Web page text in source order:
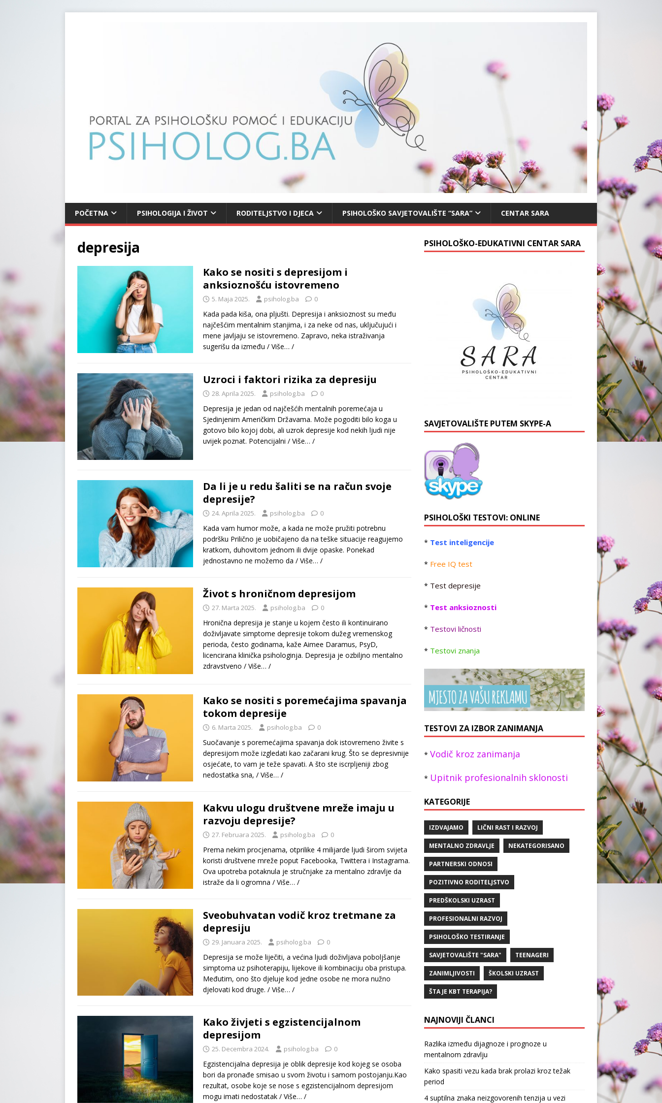
POČETNA PSIHOLOGIJA I ŽIVOT RODITELJSTVO I DJECA PSIHOLOŠKO SAVJETOVALIŠTE “SARA” CENTAR SARA
depresija
Kako se nositi s depresijom i
anksioznošću istovremeno
5. Maja 2025. psiholog.ba 0
Kada pada kiša, ona pljušti. Depresija i anksioznost su među
najčešćim mentalnim stanjima, i za neke od nas, uključujući i
mene javljaju se istovremeno. Zapravo, neka istraživanja
sugerišu da između / Više… /
Uzroci i faktori rizika za depresiju
28. Aprila 2025. psiholog.ba 0
Depresija je jedan od najčešćih mentalnih poremećaja u
Sjedinjenim Američkim Državama. Može pogoditi bilo koga u
gotovo bilo kojoj dobi, ali uzrok depresije kod nekih ljudi nije
uvijek poznat. Potencijalni / Više… /
Da li je u redu šaliti se na račun svoje
depresije?
24. Aprila 2025. psiholog.ba 0
Kada vam humor može, a kada ne može pružiti potrebnu
podršku Prilično je uobičajeno da na teške situacije reagujemo
kratkom, duhovitom jednom ili dvije opaske. Ponekad
jednostavno ne možemo da / Više… /
Život s hroničnom depresijom
27. Marta 2025. psiholog.ba 0
Hronična depresija je stanje u kojem često ili kontinuirano
doživljavate simptome depresije tokom dužeg vremenskog
perioda, često godinama, kaže Aimee Daramus, PsyD,
licencirana klinička psihologinja. Depresija je ozbiljno mentalno
zdravstveno / Više… /
Kako se nositi s poremećajima spavanja
tokom depresije
6. Marta 2025. psiholog.ba 0
Suočavanje s poremećajima spavanja dok istovremeno živite s
depresijom može izgledati kao začarani krug. Što se depresivnije
osjećate, to vam je teže spavati. A što ste iscrpljeniji zbog
nedostatka sna, / Više… /
Kakvu ulogu društvene mreže imaju u
razvoju depresije?
27. Februara 2025. psiholog.ba 0
Prema nekim procjenama, otprilike 4 milijarde ljudi širom svijeta
koristi društvene mreže poput Facebooka, Twittera i Instagrama.
Ova upotreba potaknula je stručnjake za mentalno zdravlje da
istraže da li ogromna / Više… /
Sveobuhvatan vodič kroz tretmane za
depresiju
29. Januara 2025. psiholog.ba 0
Depresija se može liječiti, a većina ljudi doživljava poboljšanje
simptoma uz psihoterapiju, lijekove ili kombinaciju oba pristupa.
Međutim, ono što djeluje kod jedne osobe ne mora nužno
djelovati kod druge. / Više… /
Kako živjeti s egzistencijalnom
depresijom
25. Decembra 2024. psiholog.ba 0
Egzistencijalna depresija je oblik depresije kod kojeg se osoba
bori da pronađe smisao u svom životu i samom postojanju.Kao
rezultat, osobe koje se nose s egzistencijalnom depresijom
mogu imati nedostatak / Više… /
PSIHOLOŠKO-EDUKATIVNI CENTAR SARA
SAVJETOVALIŠTE PUTEM SKYPE-A
PSIHOLOŠKI TESTOVI: ONLINE
* Test inteligencije
* Free IQ test
* Test depresije
* Test anksioznosti
* Testovi ličnosti
* Testovi znanja
TESTOVI ZA IZBOR ZANIMANJA
* Vodič kroz zanimanja
* Upitnik profesionalnih sklonosti
KATEGORIJE
IZDVAJAMO LIČNI RAST I RAZVOJ
MENTALNO ZDRAVLJE NEKATEGORISANO
PARTNERSKI ODNOSI
POZITIVNO RODITELJSTVO
PREDŠKOLSKI UZRAST
PROFESIONALNI RAZVOJ
PSIHOLOŠKO TESTIRANJE
SAVJETOVALIŠTE "SARA" TEENAGERI
ZANIMLJIVOSTI ŠKOLSKI UZRAST
ŠTA JE KBT TERAPIJA?
NAJNOVIJI ČLANCI
Razlika između dijagnoze i prognoze u
mentalnom zdravlju
Kako spasiti vezu kada brak prolazi kroz težak
period
4 suptilna znaka neizgovorenih tenzija u vezi